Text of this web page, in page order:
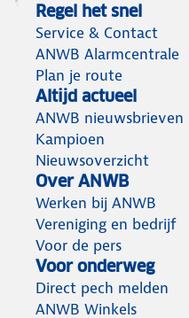
Regel het snel
Service & Contact
ANWB Alarmcentrale
Plan je route
Altijd actueel
ANWB nieuwsbrieven
Kampioen
Nieuwsoverzicht
Over ANWB
Werken bij ANWB
Vereniging en bedrijf
Voor de pers
Voor onderweg
Direct pech melden
ANWB Winkels